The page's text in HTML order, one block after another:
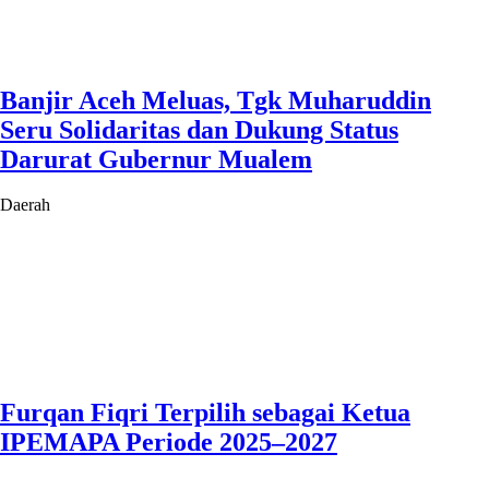
Banjir Aceh Meluas, Tgk Muharuddin
Seru Solidaritas dan Dukung Status
Darurat Gubernur Mualem
Daerah
Furqan Fiqri Terpilih sebagai Ketua
IPEMAPA Periode 2025–2027